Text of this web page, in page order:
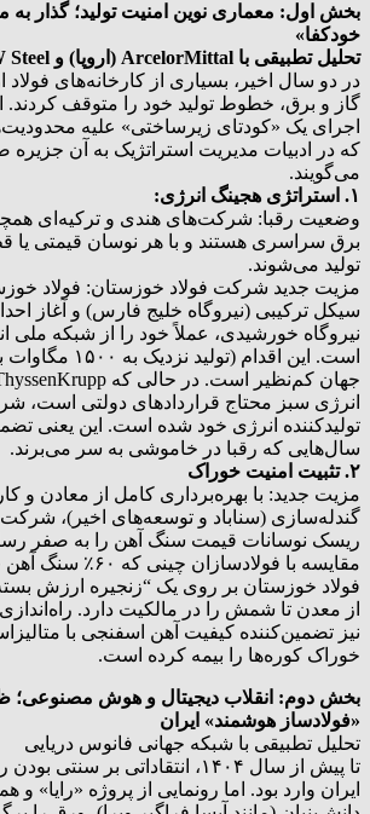
بخش اول: معماری نوین امنیت تولید؛ گذار به
خودکفا»
تحلیل تطبیقی با ArcelorMittal (اروپا) و JSW Steel (هند)
در دو سال اخیر، بسیاری از کارخانه‌های فولاد
گاز و برق، خطوط تولید خود را متوقف کردند.
اجرای یک «کودتای زیرساختی» علیه
که در ادبیات مدیریت استراتژیک به آن جزیره
می‌گویند.
۱. استراتژی هجینگ انرژی:
وضعیت رقبا: شرکت‌های هندی و ترکیه‌ای
برق سراسری هستند و با هر نوسان قیمتی
تولید می‌شوند.
مزیت جدید شرکت فولاد خوزستان: فولاد
نیروگاه خورشیدی، عملاً خود را از شبکه ملی
است. این اقدام
انرژی سبز محتاج قراردادهای دولتی است،
تولیدکننده انرژی خود شده است. این یعنی
سال‌هایی که رقبا در خاموشی به سر می‌برند.
۲. تثبیت امنیت خوراک
مزیت جدید: با بهره‌برداری کامل از معادن و
گندله‌سازی (سناباد و توسعه‌های اخیر)،
ریسک نوسانات قیمت سنگ آهن را به صفر
مقایسه با فولادسازان
فولاد خوزستان بر روی یک “زنجیره ارزش
نیز تضمین‌کننده کیفیت آهن اسفنجی با
خوراک کوره‌ها را بیمه کرده است.
بخش دوم: انقلاب دیجیتال و هوش مصنوعی؛
«فولادساز هوشمند» ایران
تحلیل تطبیقی با شبکه جهانی فانوس دریایی
تا پیش از سال ۱۴۰۴، انتقاداتی بر
ایران وارد بود. اما رونمایی از پروژه «رایا»